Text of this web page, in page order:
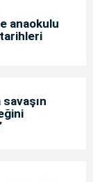
anaokulu
savaşın